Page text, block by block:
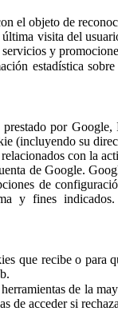
objeto de
visita del
y
estadística
por
(incluyendo su
con la
de Google.
de
y fines
que recibe o
de la
de acceder si